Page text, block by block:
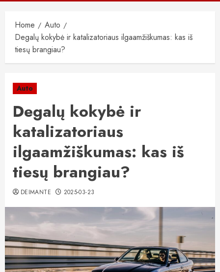
Home
Auto
Degalų kokybė ir katalizatoriaus ilgaamžiškumas: kas iš
tiesų brangiau?
Auto
Degalų kokybė ir
katalizatoriaus
ilgaamžiškumas: kas iš
tiesų brangiau?
DEIMANTE 2025-03-23